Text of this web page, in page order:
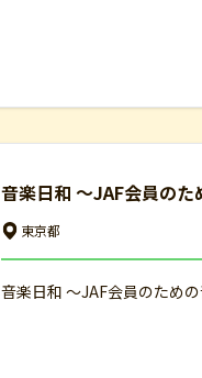
音楽日和 ～JAF会員のた
東京都
音楽日和 ～JAF会員のため